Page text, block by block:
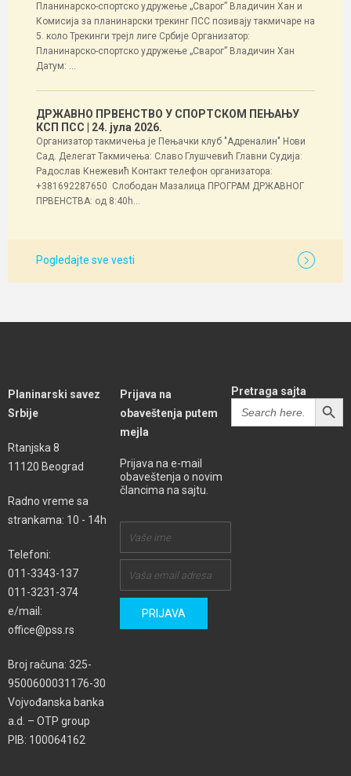
Планинарско-спортско удружење „Сварог” Владичин Хан и
Комисија за планинарски трекинг ПСС позивају такмичаре на
5. коло Трекинги трејл лиге Србије Организатор:
Планинарско-спортско удружење „Сварог” Владичин Хан
Датум: ...
ДРЖАВНО ПРВЕНСТВО У СПОРТСКОМ ПЕЊАЊУ
КСП ПСС
| 24. јула 2026.
Организатор такмичења је Пењачки клуб "Адреналин" Нови
Сад. Делегат Такмичења: Славо Глушчевић Главни Судија:
Радослав Кнежевић Контакт телефон организатора:
+381692287650 Слободан Мазалица ПРОГРАМ ДРЖАВНОГ
ПРВЕНСТВА: од 8:40h...
Pogledajte sve vesti
Planinarski savez
Srbije
Rtanjska 8
11120 Beograd
Radno vreme sa
strankama: 10 - 14h
Telefoni:
011-3343-137
011-3231-374
e/mail:
office@pss.rs
Broj računa: 325-
9500600031176-30
Vojvođanska banka
a.d. – OTP group
PIB: 100064162
Prijava na
obaveštenja putem
mejla
Prijava na e-mail
obaveštenja o novim
člancima na sajtu.
Pretraga sajta
Search
for:
SEARCH